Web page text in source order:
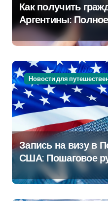
Как получить
Аргентины: Полное
руководство
Новости для
Запись на визу в
США: Пошаговое